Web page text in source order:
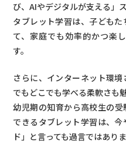
5-2. 費用・時間・サポ
6. タブレット学習が向
6-2. 向かない家庭の
7. 実際に変わった！家
び、AIやデジタルが支える」
タブレット学習は、子ども
て、家庭でも効率的かつ楽
す。
さらに、インターネット環
でもどこでも学べる柔軟さも魅
幼児期の知育から高校生の
できるタブレット学習は、
ド」と言っても過言ではありま